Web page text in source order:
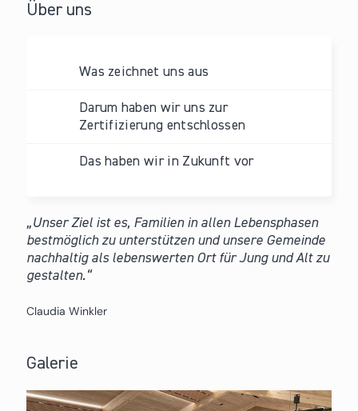
Über uns
Was zeichnet uns aus
Darum haben wir uns zur
Zertifizierung entschlossen
Das haben wir in Zukunft vor
Unser Ziel ist es, Familien in allen Lebensphasen
bestmöglich zu unterstützen und unsere Gemeinde
nachhaltig als lebenswerten Ort für Jung und Alt zu
gestalten.
Claudia Winkler
Galerie